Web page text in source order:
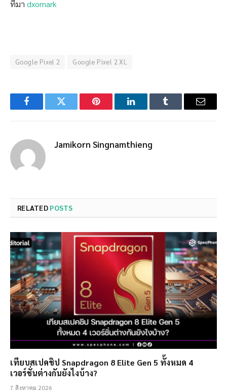
ที่มา dxomark
Google Pixel 2 Google Pixel 2 XL
FacebookTwitter Pinterest LinkedInTumblr Email
Jamikorn Singnamthieng
RELATED POSTS
เทียบสเปคชิป Snapdragon 8 Elite Gen 5 ทั้งหมด 4
เวอร์ชั่นต่างกันยังไงบ้าง?
7 สิงหาคม 2026